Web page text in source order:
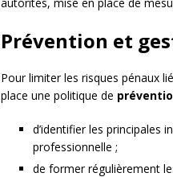
Prévention et
Pour limiter les risques pénaux
place une politique de
d’identifier les principales
professionnelle ;
de former régulièrement